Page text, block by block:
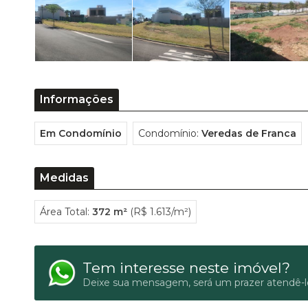
Informações
Em Condomínio Condomínio: Veredas de Franca
Medidas
Área Total: 372 m²(R$ 1.613/m²)
Tem interesse neste imóvel?
Deixe sua mensagem, será um prazer atendê-